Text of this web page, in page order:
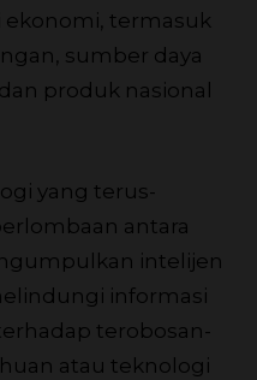
termasuk
sumber daya
produk nasional
yang terus-
antara
intelijen
informasi
terobosan-
atau teknologi